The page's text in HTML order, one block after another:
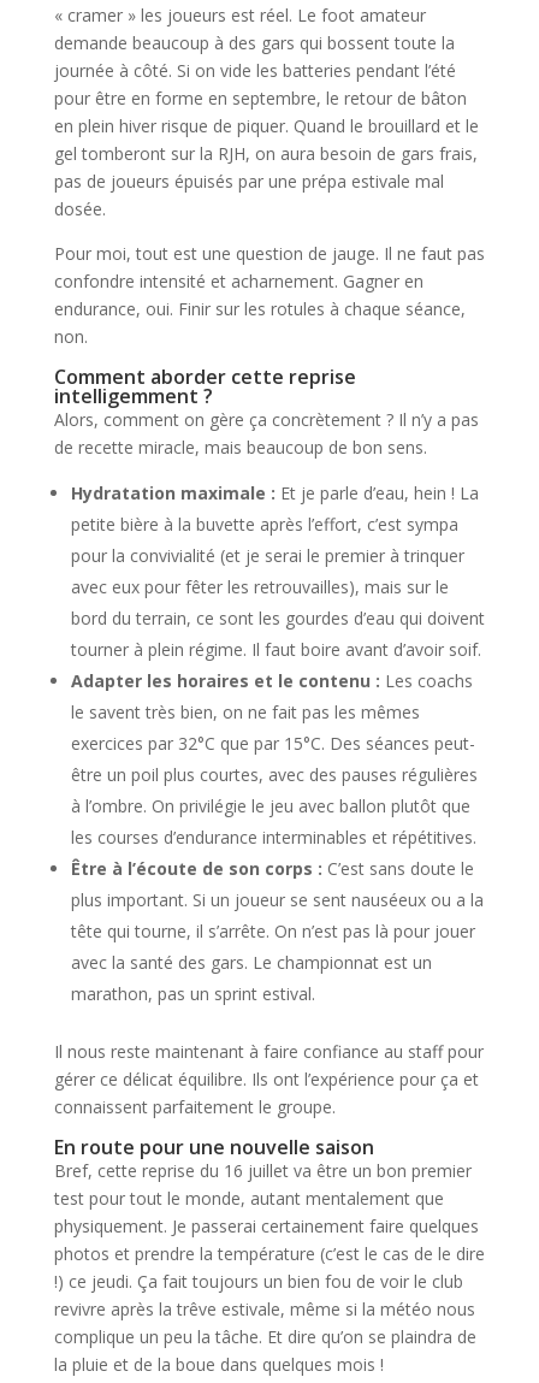
« cramer » les joueurs est réel. Le foot amateur
demande beaucoup à des gars qui bossent toute la
journée à côté. Si on vide les batteries pendant l’été
pour être en forme en septembre, le retour de bâton
en plein hiver risque de piquer. Quand le brouillard et le
gel tomberont sur la RJH, on aura besoin de gars frais,
pas de joueurs épuisés par une prépa estivale mal
dosée.
Pour moi, tout est une question de jauge. Il ne faut pas
confondre intensité et acharnement. Gagner en
endurance, oui. Finir sur les rotules à chaque séance,
non.
Comment aborder cette reprise
intelligemment ?
Alors, comment on gère ça concrètement ? Il n’y a pas
de recette miracle, mais beaucoup de bon sens.
Hydratation maximale : Et je parle d’eau, hein ! La
petite bière à la buvette après l’effort, c’est sympa
pour la convivialité (et je serai le premier à trinquer
avec eux pour fêter les retrouvailles), mais sur le
bord du terrain, ce sont les gourdes d’eau qui doivent
tourner à plein régime. Il faut boire avant d’avoir soif.
Adapter les horaires et le contenu : Les coachs
le savent très bien, on ne fait pas les mêmes
exercices par 32°C que par 15°C. Des séances peut-
être un poil plus courtes, avec des pauses régulières
à l’ombre. On privilégie le jeu avec ballon plutôt que
les courses d’endurance interminables et répétitives.
Être à l’écoute de son corps : C’est sans doute le
plus important. Si un joueur se sent nauséeux ou a la
tête qui tourne, il s’arrête. On n’est pas là pour jouer
avec la santé des gars. Le championnat est un
marathon, pas un sprint estival.
Il nous reste maintenant à faire confiance au staff pour
gérer ce délicat équilibre. Ils ont l’expérience pour ça et
connaissent parfaitement le groupe.
En route pour une nouvelle saison
Bref, cette reprise du 16 juillet va être un bon premier
test pour tout le monde, autant mentalement que
physiquement. Je passerai certainement faire quelques
photos et prendre la température (c’est le cas de le dire
!) ce jeudi. Ça fait toujours un bien fou de voir le club
revivre après la trêve estivale, même si la météo nous
complique un peu la tâche. Et dire qu’on se plaindra de
la pluie et de la boue dans quelques mois !